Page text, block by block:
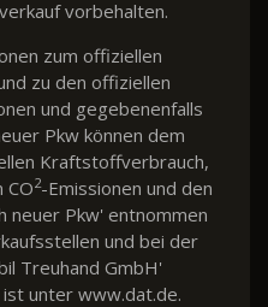
vorbehalten.
zum offiziellen
zu den offiziellen
und gegebenenfalls
Pkw können dem
Kraftstoffverbrauch,
CO2-Emissionen und den
neuer Pkw' entnommen
und bei der
Treuhand GmbH'
unter www.dat.de.